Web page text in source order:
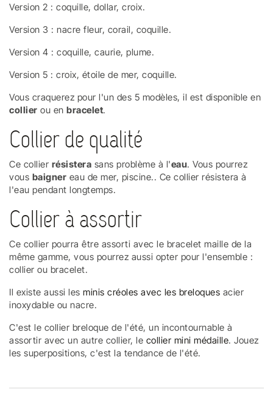
Version 2 : coquille, dollar, croix.
Version 3 : nacre fleur, corail, coquille.
Version 4 : coquille, caurie, plume.
Version 5 : croix, étoile de mer, coquille.
Vous craquerez pour l'un des 5 modèles, il est disponible en
collier ou en bracelet.
Collier de qualité
Ce collier résistera sans problème à l'eau. Vous pourrez
vous baigner eau de mer, piscine.. Ce collier résistera à
l'eau pendant longtemps.
Collier à assortir
Ce collier pourra être assorti avec le bracelet maille de la
même gamme, vous pourrez aussi opter pour l'ensemble :
collier ou bracelet.
Il existe aussi les minis créoles avec les breloques acier
inoxydable ou nacre.
C'est le collier breloque de l'été, un incontournable à
assortir avec un autre collier, le collier mini médaille. Jouez
les superpositions, c'est la tendance de l'été.